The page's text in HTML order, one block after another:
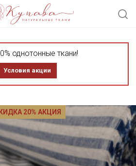
однотонные ткани!
Условия акции
20% АКЦИЯ